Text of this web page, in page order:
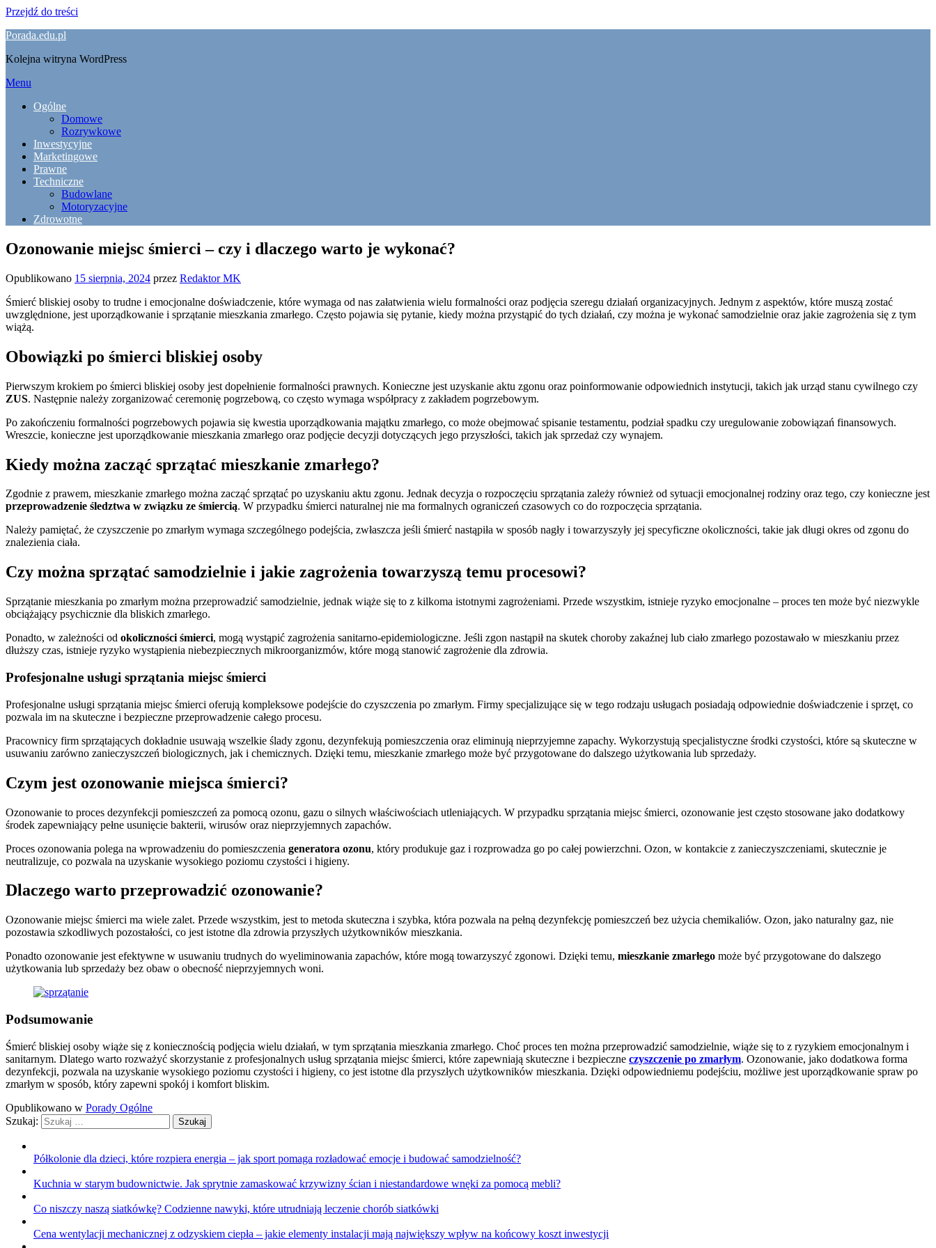
Przejdź do treści
Porada.edu.pl
Kolejna witryna WordPress
Menu
Ogólne
Domowe
Rozrywkowe
Inwestycyjne
Marketingowe
Prawne
Techniczne
Budowlane
Motoryzacyjne
Zdrowotne
Ozonowanie miejsc śmierci – czy i dlaczego warto je wykonać?
Opublikowano 15 sierpnia, 2024 przez Redaktor MK
Śmierć bliskiej osoby to trudne i emocjonalne doświadczenie, które wymaga od nas załatwienia wielu formalności oraz podjęcia szeregu działań organizacyjnych. Jednym z aspektów, które muszą zostać
uwzględnione, jest uporządkowanie i sprzątanie mieszkania zmarłego. Często pojawia się pytanie, kiedy można przystąpić do tych działań, czy można je wykonać samodzielnie oraz jakie zagrożenia się z tym
wiążą.
Obowiązki po śmierci bliskiej osoby
Pierwszym krokiem po śmierci bliskiej osoby jest dopełnienie formalności prawnych. Konieczne jest uzyskanie aktu zgonu oraz poinformowanie odpowiednich instytucji, takich jak urząd stanu cywilnego czy
ZUS. Następnie należy zorganizować ceremonię pogrzebową, co często wymaga współpracy z zakładem pogrzebowym.
Po zakończeniu formalności pogrzebowych pojawia się kwestia uporządkowania majątku zmarłego, co może obejmować spisanie testamentu, podział spadku czy uregulowanie zobowiązań finansowych.
Wreszcie, konieczne jest uporządkowanie mieszkania zmarłego oraz podjęcie decyzji dotyczących jego przyszłości, takich jak sprzedaż czy wynajem.
Kiedy można zacząć sprzątać mieszkanie zmarłego?
Zgodnie z prawem, mieszkanie zmarłego można zacząć sprzątać po uzyskaniu aktu zgonu. Jednak decyzja o rozpoczęciu sprzątania zależy również od sytuacji emocjonalnej rodziny oraz tego, czy konieczne jest
przeprowadzenie śledztwa w związku ze śmiercią. W przypadku śmierci naturalnej nie ma formalnych ograniczeń czasowych co do rozpoczęcia sprzątania.
Należy pamiętać, że czyszczenie po zmarłym wymaga szczególnego podejścia, zwłaszcza jeśli śmierć nastąpiła w sposób nagły i towarzyszyły jej specyficzne okoliczności, takie jak długi okres od zgonu do
znalezienia ciała.
Czy można sprzątać samodzielnie i jakie zagrożenia towarzyszą temu procesowi?
Sprzątanie mieszkania po zmarłym można przeprowadzić samodzielnie, jednak wiąże się to z kilkoma istotnymi zagrożeniami. Przede wszystkim, istnieje ryzyko emocjonalne – proces ten może być niezwykle
obciążający psychicznie dla bliskich zmarłego.
Ponadto, w zależności od okoliczności śmierci, mogą wystąpić zagrożenia sanitarno-epidemiologiczne. Jeśli zgon nastąpił na skutek choroby zakaźnej lub ciało zmarłego pozostawało w mieszkaniu przez
dłuższy czas, istnieje ryzyko wystąpienia niebezpiecznych mikroorganizmów, które mogą stanowić zagrożenie dla zdrowia.
Profesjonalne usługi sprzątania miejsc śmierci
Profesjonalne usługi sprzątania miejsc śmierci oferują kompleksowe podejście do czyszczenia po zmarłym. Firmy specjalizujące się w tego rodzaju usługach posiadają odpowiednie doświadczenie i sprzęt, co
pozwala im na skuteczne i bezpieczne przeprowadzenie całego procesu.
Pracownicy firm sprzątających dokładnie usuwają wszelkie ślady zgonu, dezynfekują pomieszczenia oraz eliminują nieprzyjemne zapachy. Wykorzystują specjalistyczne środki czystości, które są skuteczne w
usuwaniu zarówno zanieczyszczeń biologicznych, jak i chemicznych. Dzięki temu, mieszkanie zmarłego może być przygotowane do dalszego użytkowania lub sprzedaży.
Czym jest ozonowanie miejsca śmierci?
Ozonowanie to proces dezynfekcji pomieszczeń za pomocą ozonu, gazu o silnych właściwościach utleniających. W przypadku sprzątania miejsc śmierci, ozonowanie jest często stosowane jako dodatkowy
środek zapewniający pełne usunięcie bakterii, wirusów oraz nieprzyjemnych zapachów.
Proces ozonowania polega na wprowadzeniu do pomieszczenia generatora ozonu, który produkuje gaz i rozprowadza go po całej powierzchni. Ozon, w kontakcie z zanieczyszczeniami, skutecznie je
neutralizuje, co pozwala na uzyskanie wysokiego poziomu czystości i higieny.
Dlaczego warto przeprowadzić ozonowanie?
Ozonowanie miejsc śmierci ma wiele zalet. Przede wszystkim, jest to metoda skuteczna i szybka, która pozwala na pełną dezynfekcję pomieszczeń bez użycia chemikaliów. Ozon, jako naturalny gaz, nie
pozostawia szkodliwych pozostałości, co jest istotne dla zdrowia przyszłych użytkowników mieszkania.
Ponadto ozonowanie jest efektywne w usuwaniu trudnych do wyeliminowania zapachów, które mogą towarzyszyć zgonowi. Dzięki temu, mieszkanie zmarłego może być przygotowane do dalszego
użytkowania lub sprzedaży bez obaw o obecność nieprzyjemnych woni.
Podsumowanie
Śmierć bliskiej osoby wiąże się z koniecznością podjęcia wielu działań, w tym sprzątania mieszkania zmarłego. Choć proces ten można przeprowadzić samodzielnie, wiąże się to z ryzykiem emocjonalnym i
sanitarnym. Dlatego warto rozważyć skorzystanie z profesjonalnych usług sprzątania miejsc śmierci, które zapewniają skuteczne i bezpieczne czyszczenie po zmarłym. Ozonowanie, jako dodatkowa forma
dezynfekcji, pozwala na uzyskanie wysokiego poziomu czystości i higieny, co jest istotne dla przyszłych użytkowników mieszkania. Dzięki odpowiedniemu podejściu, możliwe jest uporządkowanie spraw po
zmarłym w sposób, który zapewni spokój i komfort bliskim.
Opublikowano w Porady Ogólne
Szukaj:
Półkolonie dla dzieci, które rozpiera energia – jak sport pomaga rozładować emocje i budować samodzielność?
Kuchnia w starym budownictwie. Jak sprytnie zamaskować krzywizny ścian i niestandardowe wnęki za pomocą mebli?
Co niszczy naszą siatkówkę? Codzienne nawyki, które utrudniają leczenie chorób siatkówki
Cena wentylacji mechanicznej z odzyskiem ciepła – jakie elementy instalacji mają największy wpływ na końcowy koszt inwestycji